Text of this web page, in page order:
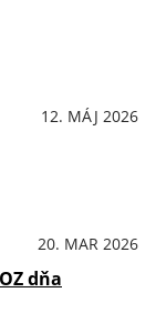
12. MÁJ 2026
20. MAR 2026
dňa